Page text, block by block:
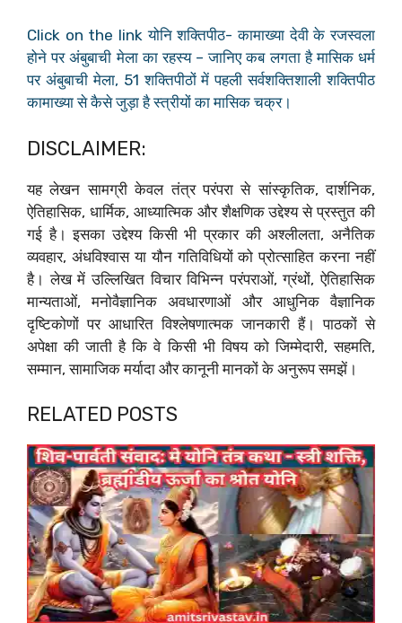
Click on the link योनि शक्तिपीठ- कामाख्या देवी के रजस्वला
होने पर अंबुबाची मेला का रहस्य – जानिए कब लगता है मासिक धर्म
पर अंबुबाची मेला, 51 शक्तिपीठों में पहली सर्वशक्तिशाली शक्तिपीठ
कामाख्या से कैसे जुड़ा है स्त्रीयों का मासिक चक्र।
DISCLAIMER:
यह लेखन सामग्री केवल तंत्र परंपरा से सांस्कृतिक, दार्शनिक,
ऐतिहासिक, धार्मिक, आध्यात्मिक और शैक्षणिक उद्देश्य से प्रस्तुत की
गई है। इसका उद्देश्य किसी भी प्रकार की अश्लीलता, अनैतिक
व्यवहार, अंधविश्वास या यौन गतिविधियों को प्रोत्साहित करना नहीं
है। लेख में उल्लिखित विचार विभिन्न परंपराओं, ग्रंथों, ऐतिहासिक
मान्यताओं, मनोवैज्ञानिक अवधारणाओं और आधुनिक वैज्ञानिक
दृष्टिकोणों पर आधारित विश्लेषणात्मक जानकारी हैं। पाठकों से
अपेक्षा की जाती है कि वे किसी भी विषय को जिम्मेदारी, सहमति,
सम्मान, सामाजिक मर्यादा और कानूनी मानकों के अनुरूप समझें।
RELATED POSTS